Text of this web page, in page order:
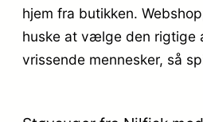
hjem fra butikken.
huske at vælge den rigtige
vrissende mennesker, så